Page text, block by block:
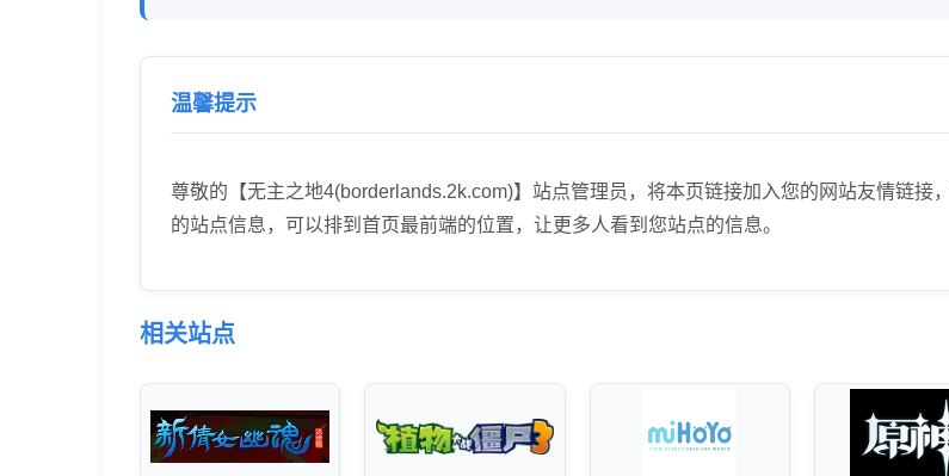
温馨提示
尊敬的【无主之地4(borderlands.2k.com)】站点管理员，将本页链接加入您的网站友情链接
的站点信息，可以排到首页最前端的位置，让更多人看到您站点的信息。
相关站点